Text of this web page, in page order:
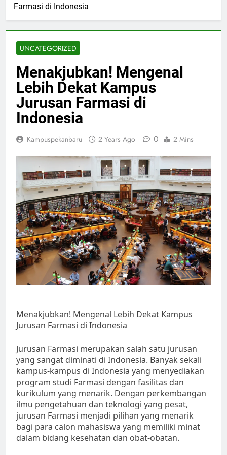
Farmasi di Indonesia
UNCATEGORIZED
Menakjubkan! Mengenal
Lebih Dekat Kampus
Jurusan Farmasi di
Indonesia
Kampuspekanbaru 2 Years Ago 0 2 Mins
Menakjubkan! Mengenal Lebih Dekat Kampus
Jurusan Farmasi di Indonesia
Jurusan Farmasi merupakan salah satu jurusan
yang sangat diminati di Indonesia. Banyak sekali
kampus-kampus di Indonesia yang menyediakan
program studi Farmasi dengan fasilitas dan
kurikulum yang menarik. Dengan perkembangan
ilmu pengetahuan dan teknologi yang pesat,
jurusan Farmasi menjadi pilihan yang menarik
bagi para calon mahasiswa yang memiliki minat
dalam bidang kesehatan dan obat-obatan.